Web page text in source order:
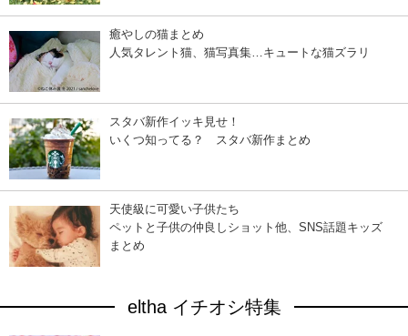
癒やしの猫まとめ
人気タレント猫、猫写真集…キュートな猫ズラリ
スタバ新作イッキ見せ！
いくつ知ってる？ スタバ新作まとめ
天使級に可愛い子供たち
ペットと子供の仲良しショット他、SNS話題キッズ
まとめ
eltha イチオシ特集